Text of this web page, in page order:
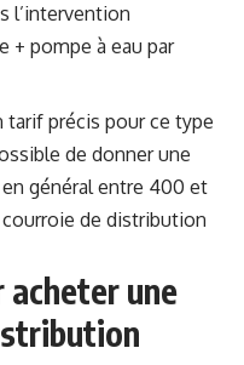
l’intervention
+ pompe à eau par
tarif précis pour ce type
de donner une
général entre 400 et
de distribution
acheter une